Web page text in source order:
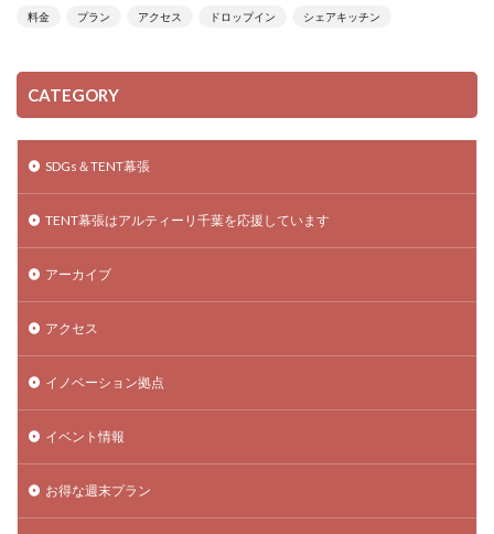
料金 プラン アクセス ドロップイン シェアキッチン
CATEGORY
SDGs＆TENT幕張
TENT幕張はアルティーリ千葉を応援しています
アーカイブ
アクセス
イノベーション拠点
イベント情報
お得な週末プラン